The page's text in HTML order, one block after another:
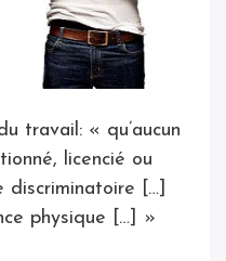
travail: « qu’aucun
licencié ou
discriminatoire […]
physique […] »